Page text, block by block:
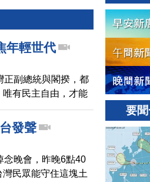
年輕世代
正副總統與閣揆，都
有民主自由，才能
心中國民主的每一
發聲
念晚會，昨晚6點40
民眾能守住這塊土
要